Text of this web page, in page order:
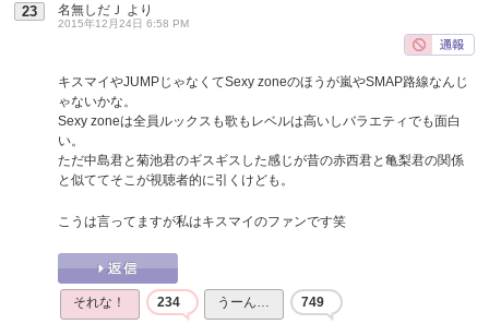
23 名無しだＪ より
2015年12月24日 6:58 PM
キスマイやJUMPじゃなくてSexy zoneのほうが嵐やSMAP路線なんじ
ゃないかな。
Sexy zoneは全員ルックスも歌もレベルは高いしバラエティでも面白
い。
ただ中島君と菊池君のギスギスした感じが昔の赤西君と亀梨君の関係
と似ててそこが視聴者的に引くけども。
こうは言ってますが私はキスマイのファンです笑
それな！ 234 うーん… 749